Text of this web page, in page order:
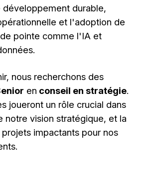
développement durable,
et l'adoption de
pointe comme l'IA et
nous recherchons des
en conseil en stratégie.
joueront un rôle crucial dans
notre vision stratégique, et la
impactants pour nos